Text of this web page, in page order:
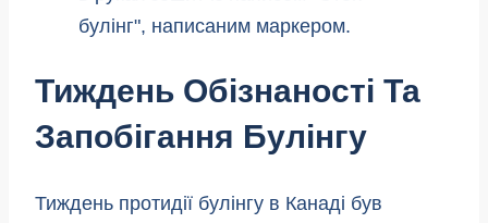
Тиждень Обізнаності Та
Запобігання Булінгу
Тиждень протидії булінгу в Канаді був